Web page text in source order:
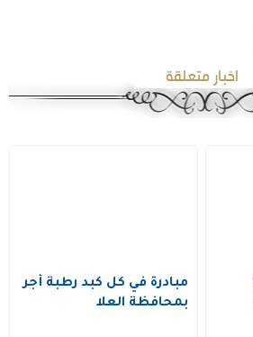
اخبار متعلقة
مبادرة في كل كبد رطبة أجر
بمحافظة العلا